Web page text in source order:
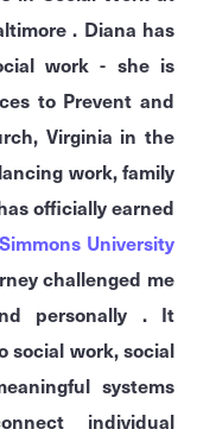
. Diana has
work - she is
to Prevent and
Virginia in the
work, family
officially earned
Simmons University
challenged me
personally . It
social work, social
systems
individual